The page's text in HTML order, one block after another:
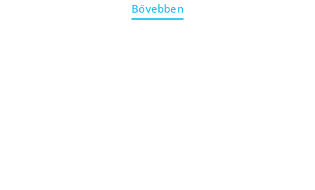
Bővebben